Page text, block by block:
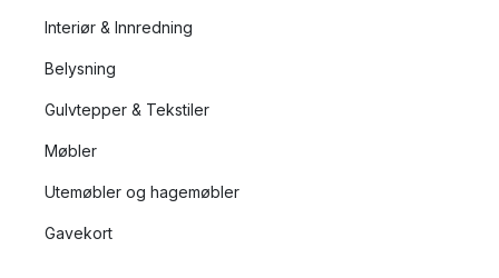
Interiør & Innredning
Belysning
Gulvtepper & Tekstiler
Møbler
Utemøbler og hagemøbler
Gavekort